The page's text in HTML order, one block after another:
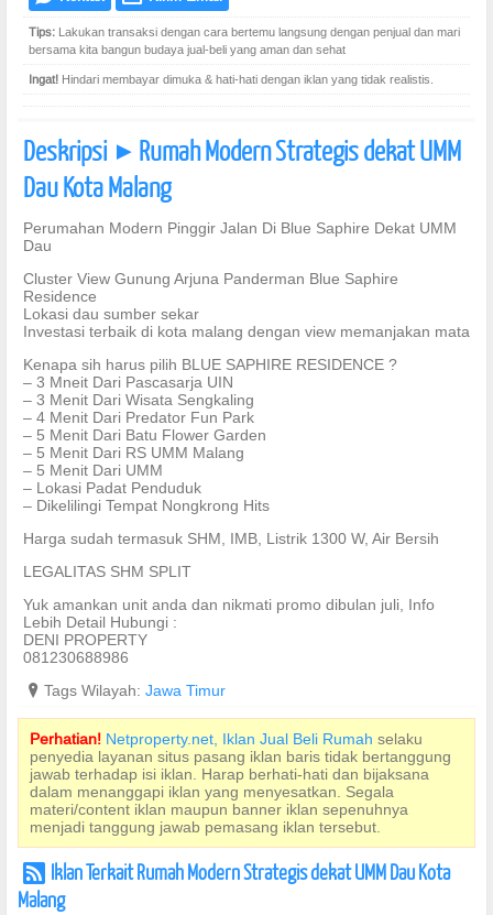
Tips: Lakukan transaksi dengan cara bertemu langsung dengan penjual dan mari
bersama kita bangun budaya jual-beli yang aman dan sehat
Ingat! Hindari membayar dimuka & hati-hati dengan iklan yang tidak realistis.
Deskripsi ] Rumah Modern Strategis dekat UMM
Dau Kota Malang
Perumahan Modern Pinggir Jalan Di Blue Saphire Dekat UMM
Dau
Cluster View Gunung Arjuna Panderman Blue Saphire
Residence
Lokasi dau sumber sekar
Investasi terbaik di kota malang dengan view memanjakan mata
Kenapa sih harus pilih BLUE SAPHIRE RESIDENCE ?
– 3 Mneit Dari Pascasarja UIN
– 3 Menit Dari Wisata Sengkaling
– 4 Menit Dari Predator Fun Park
– 5 Menit Dari Batu Flower Garden
– 5 Menit Dari RS UMM Malang
– 5 Menit Dari UMM
– Lokasi Padat Penduduk
– Dikelilingi Tempat Nongkrong Hits
Harga sudah termasuk SHM, IMB, Listrik 1300 W, Air Bersih
LEGALITAS SHM SPLIT
Yuk amankan unit anda dan nikmati promo dibulan juli, Info
Lebih Detail Hubungi :
DENI PROPERTY
081230688986
? Tags Wilayah: Jawa Timur
Perhatian! Netproperty.net, Iklan Jual Beli Rumah selaku
penyedia layanan situs pasang iklan baris tidak bertanggung
jawab terhadap isi iklan. Harap berhati-hati dan bijaksana
dalam menanggapi iklan yang menyesatkan. Segala
materi/content iklan maupun banner iklan sepenuhnya
menjadi tanggung jawab pemasang iklan tersebut.
r Iklan Terkait Rumah Modern Strategis dekat UMM Dau Kota
Malang